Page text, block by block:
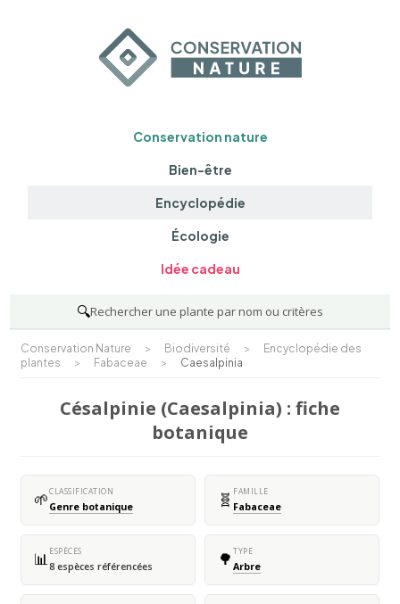
Conservation nature
Bien-être
Encyclopédie
Écologie
Idée cadeau
🔍Rechercher une plante par nom ou critères
Conservation Nature > Biodiversité >
Encyclopédie des
plantes
> Fabaceae > Caesalpinia
Césalpinie (Caesalpinia) : fiche
botanique
🌱CLASSIFICATION
Genre botanique 🧬 FAMILLE
Fabaceae
📊ESPÈCES
8 espèces référencées 🌳 TYPE
Arbre